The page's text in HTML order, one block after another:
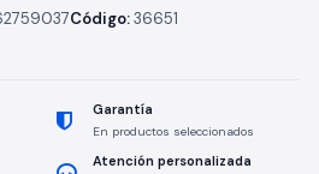
Código:36651
Garantía
En productos seleccionados
Atención personalizada